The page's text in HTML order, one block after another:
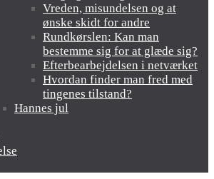
Vreden, misundelsen og at
ønske skidt for andre
Rundkørslen: Kan man
bestemme sig for at glæde sig?
Efterbearbejdelsen i netværket
Hvordan finder man fred med
tingenes tilstand?
Hannes jul